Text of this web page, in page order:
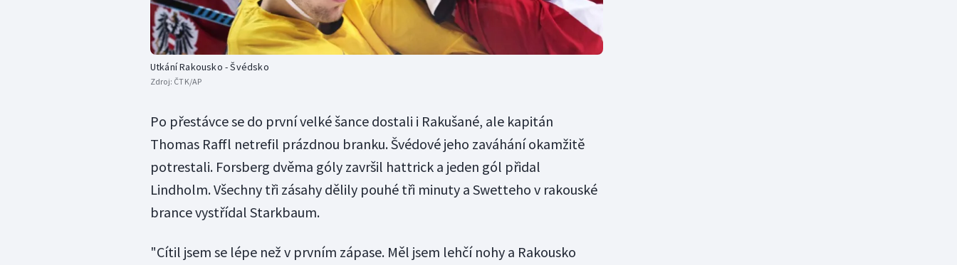
Utkání Rakousko - Švédsko
Zdroj: ČTK/AP
Po přestávce se do první velké šance dostali i Rakušané, ale kapitán
Thomas Raffl netrefil prázdnou branku. Švédové jeho zaváhání okamžitě
potrestali. Forsberg dvěma góly završil hattrick a jeden gól přidal
Lindholm. Všechny tři zásahy dělily pouhé tři minuty a Swetteho v rakouské
brance vystřídal Starkbaum.
"Cítil jsem se lépe než v prvním zápase. Měl jsem lehčí nohy a Rakousko